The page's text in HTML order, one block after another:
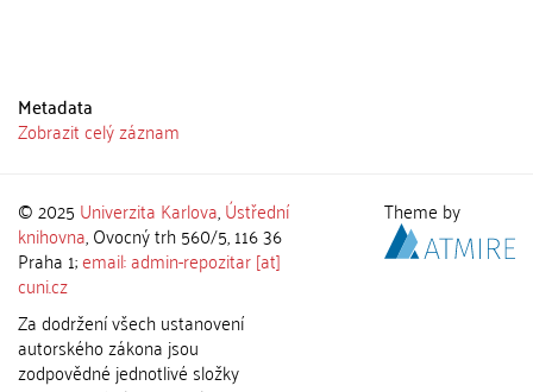
Metadata
Zobrazit celý záznam
© 2025 Univerzita Karlova,Ústřední
knihovna, Ovocný trh 560/5, 116 36
Praha 1;email: admin-repozitar [at]
cuni.cz
Za dodržení všech ustanovení
autorského zákona jsou
zodpovědné jednotlivé složky
Theme by